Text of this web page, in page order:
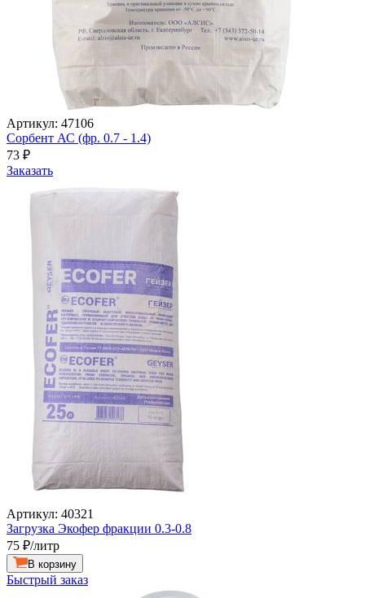
Артикул: 47106
Сорбент АС (фр. 0.7 - 1.4)
73 ₽
Заказать
Артикул: 40321
Загрузка Экофер фракции 0.3-0.8
75 ₽/литр
В корзину
Быстрый заказ